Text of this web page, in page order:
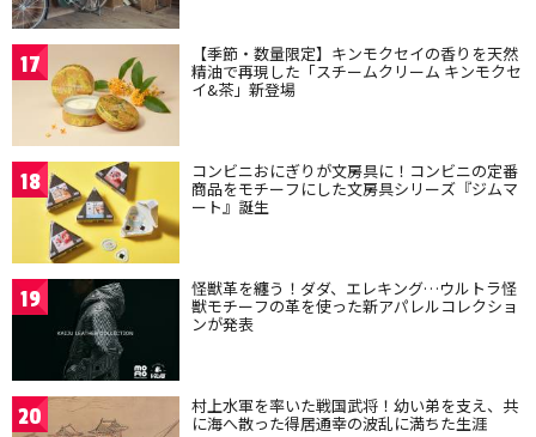
17 【季節・数量限定】キンモクセイの香りを天然
精油で再現した「スチームクリーム キンモクセ
イ&茶」新登場
18 コンビニおにぎりが文房具に！コンビニの定番
商品をモチーフにした文房具シリーズ『ジムマ
ート』誕生
19 怪獣革を纏う！ダダ、エレキング…ウルトラ怪
獣モチーフの革を使った新アパレルコレクショ
ンが発表
20 村上水軍を率いた戦国武将！幼い弟を支え、共
に海へ散った得居通幸の波乱に満ちた生涯